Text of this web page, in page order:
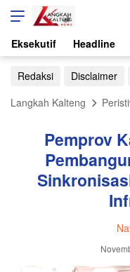
Eksekutif Headline
Redaksi Disclaimer
Langkah Kalteng
Pemprov